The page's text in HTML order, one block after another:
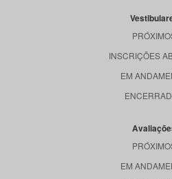
INSCRIÇÕES
EM
EM